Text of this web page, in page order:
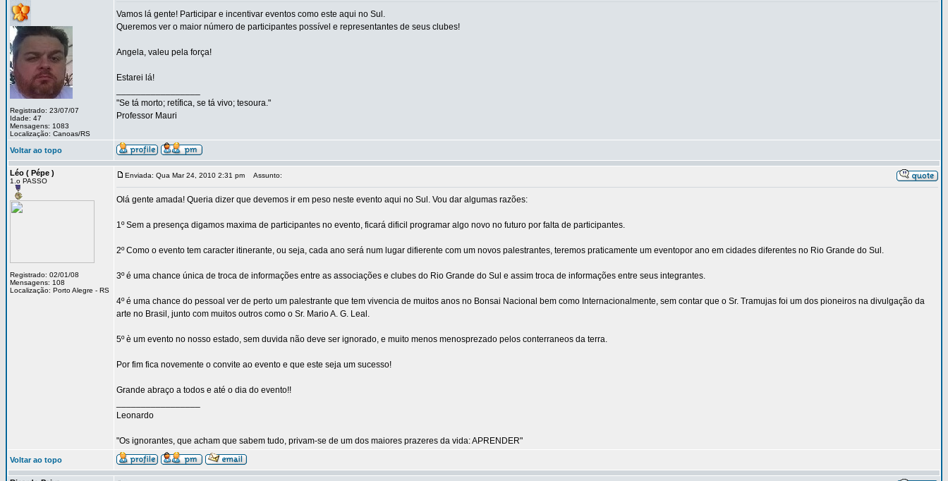
Registrado: 23/07/07
Idade: 47
Mensagens: 1083
Localização: Canoas/RS
Vamos lá gente! Participar e incentivar eventos como este aqui no Sul.
Queremos ver o maior número de participantes possível e representantes de seus clubes!
Angela, valeu pela força!
Estarei lá!
"Se tá morto; retífica, se tá vivo; tesoura."
Professor Mauri
Voltar ao topo
Léo ( Pépe )
1.o PASSO
Registrado: 02/01/08
Mensagens: 108
Localização: Porto Alegre - RS
Enviada: Qua Mar 24, 2010 2:31 pm Assunto:
Olá gente amada! Queria dizer que devemos ir em peso neste evento aqui no Sul. Vou dar algumas razões:
1º Sem a presença digamos maxima de participantes no evento, ficará dificil programar algo novo no futuro por falta de participantes.
2º Como o evento tem caracter itinerante, ou seja, cada ano será num lugar difierente com um novos palestrantes, teremos praticamente um eventopor ano em cidades diferentes no Rio Grande do Sul.
3º é uma chance única de troca de informações entre as associações e clubes do Rio Grande do Sul e assim troca de informações entre seus integrantes.
4º é uma chance do pessoal ver de perto um palestrante que tem vivencia de muitos anos no Bonsai Nacional bem como Internacionalmente, sem contar que o Sr. Tramujas foi um dos pioneiros na divulgação da
arte no Brasil, junto com muitos outros como o Sr. Mario A. G. Leal.
5º è um evento no nosso estado, sem duvida não deve ser ignorado, e muito menos menosprezado pelos conterraneos da terra.
Por fim fica novemente o convite ao evento e que este seja um sucesso!
Grande abraço a todos e até o dia do evento!!
Leonardo
"Os ignorantes, que acham que sabem tudo, privam-se de um dos maiores prazeres da vida: APRENDER"
Voltar ao topo